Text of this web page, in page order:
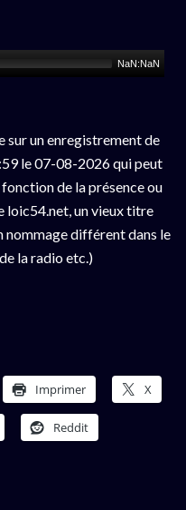
NaN:NaN
un enregistrement de
le 07-08-2026 qui peut
de la présence ou
loic54.net, un vieux titre
nommage différent dans le
la radio etc.)
Imprimer X
Reddit